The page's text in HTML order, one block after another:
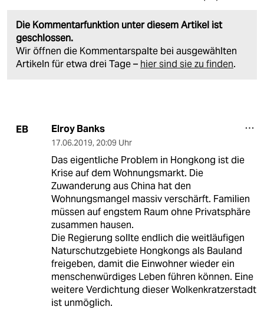
Die Kommentarfunktion unter diesem Artikel ist
geschlossen.
Wir öffnen die Kommentarspalte bei ausgewählten
Artikeln für etwa drei Tage – hier sind sie zu finden.
EB Elroy Banks
17.06.2019, 20:09 Uhr
Das eigentliche Problem in Hongkong ist die
Krise auf dem Wohnungsmarkt. Die
Zuwanderung aus China hat den
Wohnungsmangel massiv verschärft. Familien
müssen auf engstem Raum ohne Privatsphäre
zusammen hausen.
Die Regierung sollte endlich die weitläufigen
Naturschutzgebiete Hongkongs als Bauland
freigeben, damit die Einwohner wieder ein
menschenwürdiges Leben führen können. Eine
weitere Verdichtung dieser Wolkenkratzerstadt
ist unmöglich.